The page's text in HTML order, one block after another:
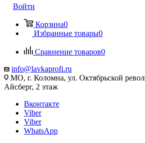
Войти
Корзина0
Избранные товары0
Сравнение товаров0
info@lavkaprofi.ru
МО, г. Коломна, ул. Октябрьской
Айсберг, 2 этаж
Вконтакте
Viber
Viber
WhatsApp